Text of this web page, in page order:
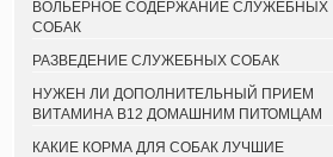
ВОЛЬЕРНОЕ СОДЕРЖАНИЕ СЛУЖЕБНЫХ
СОБАК
РАЗВЕДЕНИЕ СЛУЖЕБНЫХ СОБАК
НУЖЕН ЛИ ДОПОЛНИТЕЛЬНЫЙ ПРИЕМ
ВИТАМИНА B12 ДОМАШНИМ ПИТОМЦАМ
КАКИЕ КОРМА ДЛЯ СОБАК ЛУЧШИЕ